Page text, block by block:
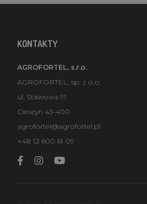
KONTAKTY
AGROFORTEL, s.r.o.
AGROFORTEL, sp. z o.o.
ul. Stawowa 91
Cieszyn 43-400
agrofortel@agrofortel.pl
+48 12 600 61 09